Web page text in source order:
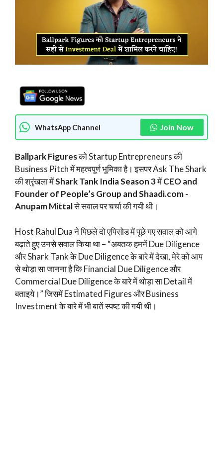
WhatsApp Channel Join Now
Ballpark Figuresको Startup Entrepreneurs की
Business Pitch में महत्वपूर्ण भूमिका है। इसपर Ask The Shark
की श्रृंखला मेंShark Tank India Season 3मेंCEO and
Founder of People’s Group and Shaadi.com -
Anupam Mittalसे सवाल पर चर्चा की गयी थी।
Host Rahul Dua ने पिछले दो एपिसोड में पूछे गए सवाल को आगे
बढ़ाते हुए उनसे सवाल किया था – “अबतक हमनें Due Diligence
और Shark Tank के Due Diligence के बारे में देखा, मेरे को आप
से थोड़ा सा जानना है कि Financial Due Diligence और
Commercial Due Diligence के बारे में थोड़ा सा Detail में
बताइये।” जिसमें Estimated Figures और Business
Investment के बारे में भी बातें स्पष्ट की गयी थी।